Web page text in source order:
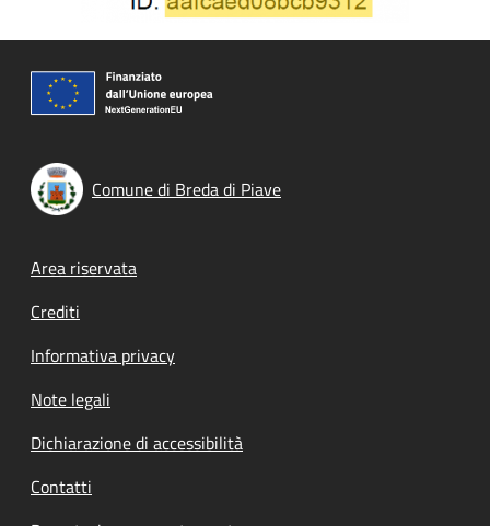
Comune di Breda di Piave
Footer menu
Area riservata
Crediti
Informativa privacy
Note legali
Dichiarazione di accessibilità
Contatti